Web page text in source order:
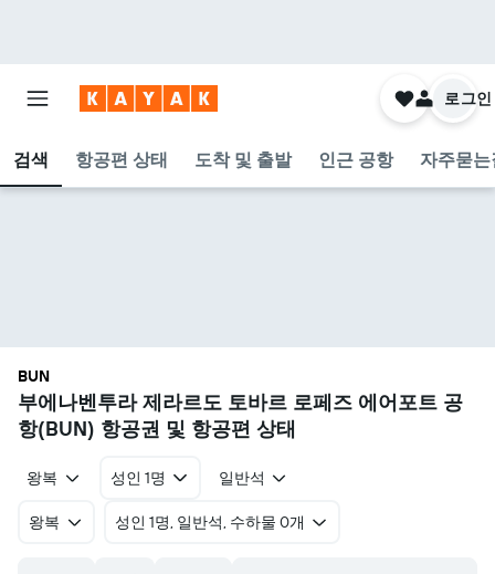
검색 항공편 상태 도착 및 출발 인근 공항 자주묻
로그인
BUN
부에나벤투라 제라르도 토바르 로페즈 에어포트 공
항(BUN) 항공권 및 항공편 상태
왕복 성인 1명 일반석
왕복 ​성인 1명, 일반석, 수하물 0개